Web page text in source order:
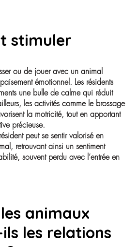
stimuler
ou de jouer avec un animal
émotionnel. Les résidents
une bulle de calme qui réduit
les activités comme le brossage
la motricité, tout en apportant
précieuse.
peut se sentir valorisé en
retrouvant ainsi un sentiment
souvent perdu avec l’entrée en
animaux
les relations